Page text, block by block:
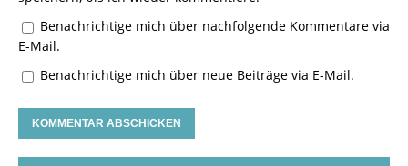
Benachrichtige mich über nachfolgende Kommentare via
E-Mail.
Benachrichtige mich über neue Beiträge via E-Mail.